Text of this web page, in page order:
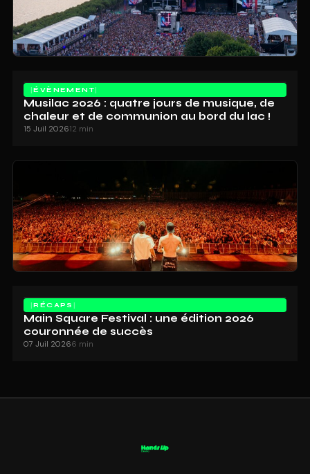
ÉVÈNEMENT
Musilac 2026 : quatre jours de musique, de
chaleur et de communion au bord du lac !
15 Juil 202612 min
RÉCAPS
Main Square Festival : une édition 2026
couronnée de succès
07 Juil 20266 min